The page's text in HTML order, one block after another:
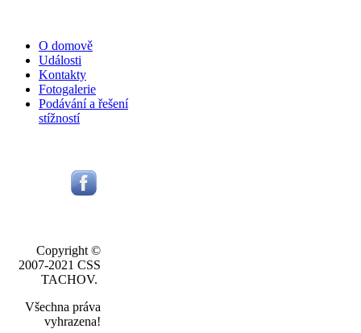
O domově
Události
Kontakty
Fotogalerie
Podávání a řešení
stížností
Copyright ©
2007-2021 CSS
TACHOV.
Všechna práva
vyhrazena!